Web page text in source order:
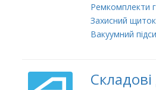
Ремкомплекти
Захисний
Вакуумний